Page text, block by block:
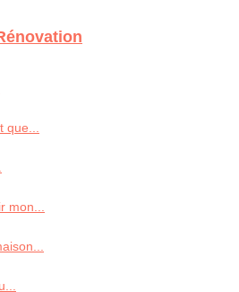
mon...